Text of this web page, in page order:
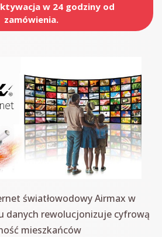
w 24 godziny od
zamówienia.
światłowodowy Airmax w
danych rewolucjonizuje cyfrową
mieszkańców